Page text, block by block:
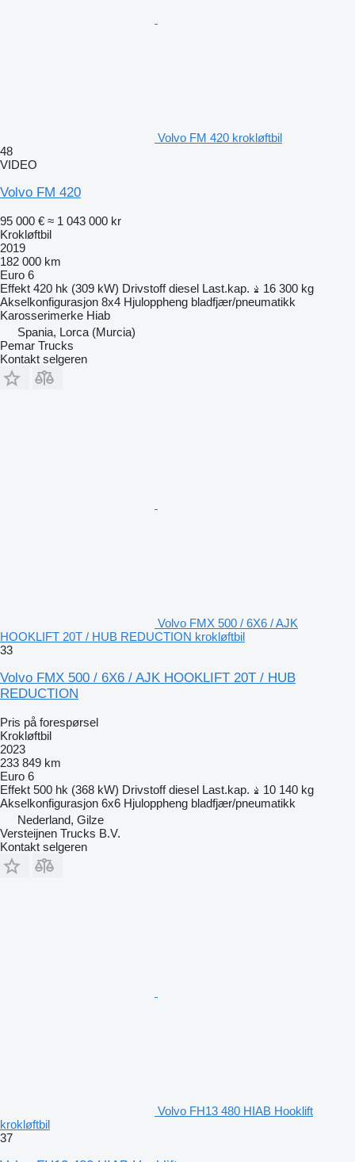
Volvo FM 420 krokløftbil
48
VIDEO
Volvo FM 420
95 000 € ≈ 1 043 000 kr
Krokløftbil
2019
182 000 km
Euro 6
Effekt 420 hk (309 kW) Drivstoff diesel Last.kap.
16 300 kg
Akselkonfigurasjon 8x4 Hjuloppheng bladfjær/pneumatikk
Karosserimerke Hiab
Spania, Lorca (Murcia)
Pemar Trucks
Kontakt selgeren
Volvo FMX 500 / 6X6 / AJK
HOOKLIFT 20T / HUB REDUCTION krokløftbil
33
Volvo FMX 500 / 6X6 / AJK HOOKLIFT 20T / HUB
REDUCTION
Pris på forespørsel
Krokløftbil
2023
233 849 km
Euro 6
Effekt 500 hk (368 kW) Drivstoff diesel Last.kap.
10 140 kg
Akselkonfigurasjon 6x6 Hjuloppheng bladfjær/pneumatikk
Nederland, Gilze
Versteijnen Trucks B.V.
Kontakt selgeren
Volvo FH13 480 HIAB Hooklift
krokløftbil
37